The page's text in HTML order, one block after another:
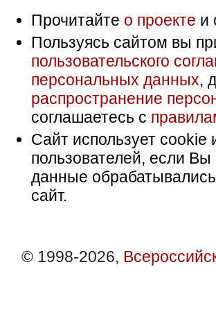
Прочитайте о проекте и
Пользуясь сайтом вы
пользовательского
персональных данных,
распространение
соглашаетесь с
Сайт использует
пользователей, если
данные
сайт.
© 1998-2026,